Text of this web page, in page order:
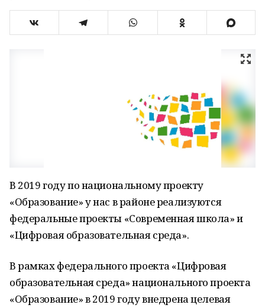
В 2019 году по национальному проекту
«Образование» у нас в районе реализуются
федеральные проекты «Современная школа» и
«Цифровая образовательная среда».
В рамках федерального проекта «Цифровая
образовательная среда» национального проекта
«Образование» в 2019 году внедрена целевая